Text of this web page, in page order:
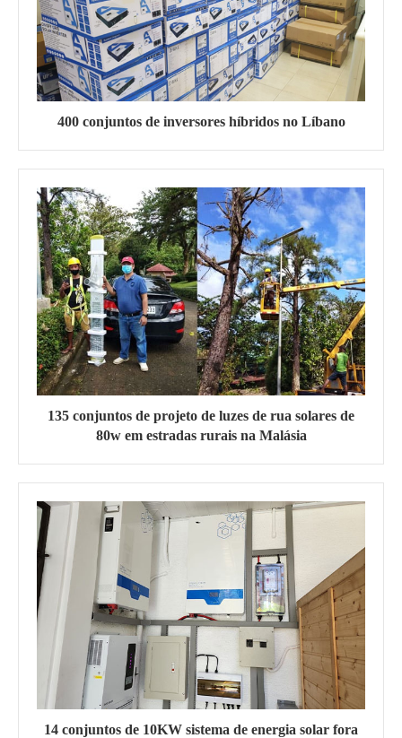
400 conjuntos de inversores híbridos no Líbano
135 conjuntos de projeto de luzes de rua solares de
80w em estradas rurais na Malásia
14 conjuntos de 10KW sistema de energia solar fora